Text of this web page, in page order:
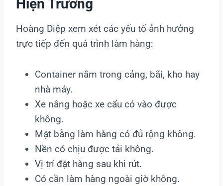
Hiện Trường
Hoàng Diệp xem xét các yếu tố ảnh hưởng
trực tiếp đến quá trình làm hàng:
Container nằm trong cảng, bãi, kho hay
nhà máy.
Xe nâng hoặc xe cẩu có vào được
không.
Mặt bằng làm hàng có đủ rộng không.
Nền có chịu được tải không.
Vị trí đặt hàng sau khi rút.
Có cần làm hàng ngoài giờ không.